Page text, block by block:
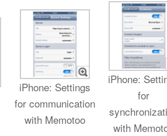
iPhone: Settings
for communication
with Memotoo
iPhone:
for
with